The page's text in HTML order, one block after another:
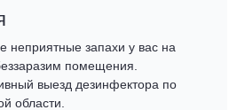
неприятные запахи у вас на
помещения.
выезд дезинфектора по
области.